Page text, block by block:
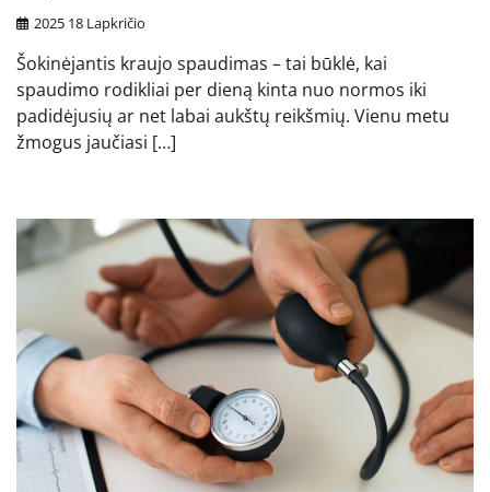
2025 18 Lapkričio
Šokinėjantis kraujo spaudimas – tai būklė, kai
spaudimo rodikliai per dieną kinta nuo normos iki
padidėjusių ar net labai aukštų reikšmių. Vienu metu
žmogus jaučiasi […]